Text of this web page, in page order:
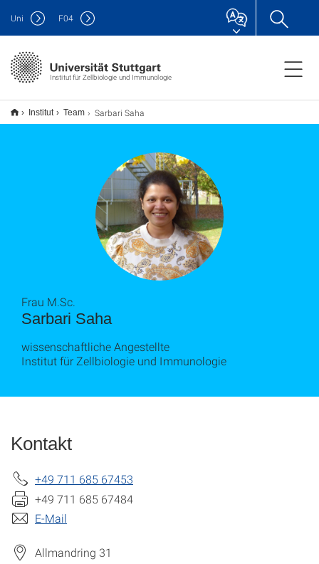
Institut für Zellbiologie und Immunologie
Uni F04
Institut Team Sarbari Saha
Sarbari Saha
Frau M.Sc.
wissenschaftliche Angestellte
Institut für Zellbiologie und Immunologie
Kontakt
+49 711 685 67453
+49 711 685 67484
E-Mail
Allmandring 31